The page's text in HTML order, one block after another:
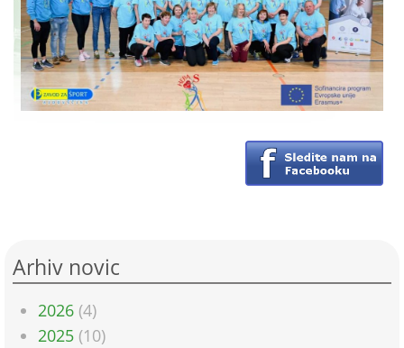
Arhiv novic
2026(4)
2025(10)